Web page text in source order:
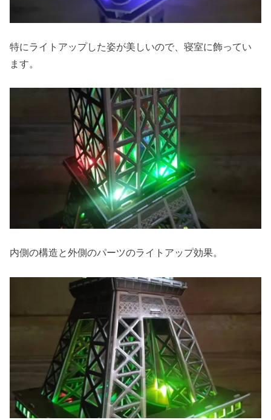
特にライトアップした姿が美しいので、寝室に飾ってい
ます。
内側の構造と外側のパーツのライトアップ効果。